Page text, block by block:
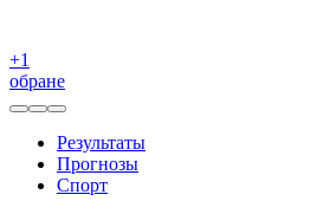
+1
обране
Результаты
Прогнозы
Спорт